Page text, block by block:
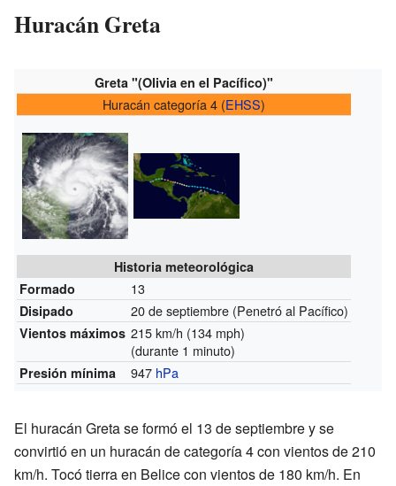
Huracán Greta
Greta "(Olivia en el Pacífico)"
Huracán categoría 4 (EHSS)
Historia meteorológica
Formado
13
Disipado 20 de septiembre (Penetró al Pacífico)
Vientos máximos 215 km/h (134 mph)
(durante 1 minuto)
Presión mínima 947 hPa
El huracán Greta se formó el 13 de septiembre y se
convirtió en un huracán de categoría 4 con vientos de 210
km/h. Tocó tierra en Belice con vientos de 180 km/h. En